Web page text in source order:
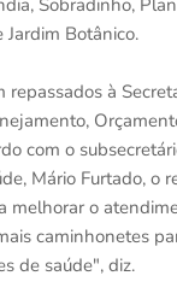
Jardim Botânico.
repassados à
com o
Mário Furtado, o
melhorar o
caminhonetes
de saúde", diz.